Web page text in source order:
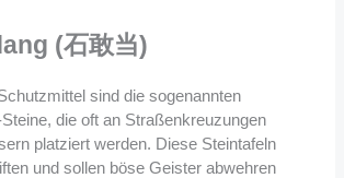
(石敢当)
sind die sogenannten
die oft an Straßenkreuzungen
platziert werden. Diese Steintafeln
und sollen böse Geister abwehren